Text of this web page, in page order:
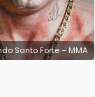
Santo Forte – MMA